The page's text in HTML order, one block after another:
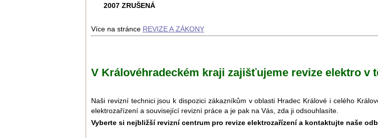
2007 ZRUŠENÁ
Více na stránce REVIZE A ZÁKONY
V Královéhradeckém kraji zajišťujeme revize elektro v
Naši revizní technici jsou k dispozici zákazníkům v oblasti Hradec Králové i celého
elektrozařízení a související revizní práce a je pak na Vás, zda ji odsouhlasíte.
Vyberte si nejbližší revizní centrum pro revize elektrozařízení a kontaktujte naše